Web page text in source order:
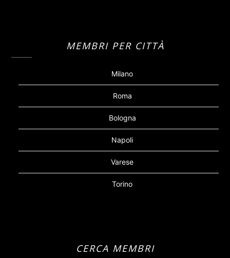
MEMBRI PER CITTÀ
Milano
Roma
Bologna
Napoli
Varese
Torino
CERCA MEMBRI